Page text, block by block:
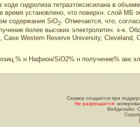
гидролиза тетраэтоксисилана в
установлено, что поверхн. слой МБ
содержания SiO2. Отмечается, что,
более высоких электролитич. х-к.
Western Reserve University, Cleveland,
н Нафион/SiO2% н получение% акк
Сервер создается при
Не разрешается
Вебдизайн: